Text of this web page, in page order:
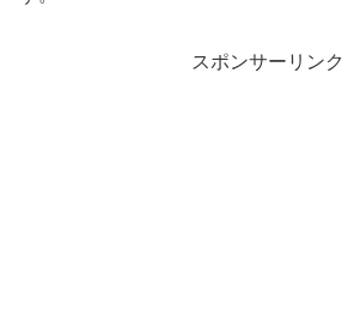
スポンサーリンク